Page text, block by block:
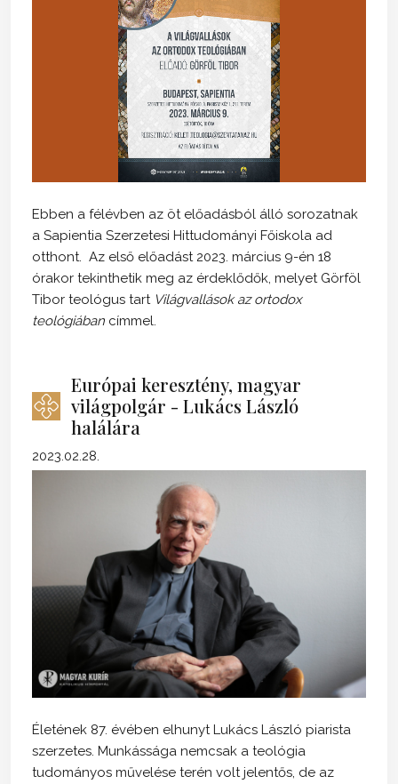
Ebben a félévben az öt előadásból álló sorozatnak
a Sapientia Szerzetesi Hittudományi Főiskola ad
otthont. Az első előadást 2023. március 9-én 18
órakor tekinthetik meg az érdeklődők, melyet Görföl
Tibor teológus tart Világvallások az ortodox
teológiában címmel.
Európai keresztény, magyar
világpolgár - Lukács László
halálára
2023.02.28.
Életének 87. évében elhunyt Lukács László piarista
szerzetes. Munkássága nemcsak a teológia
tudományos művelése terén volt jelentős, de az